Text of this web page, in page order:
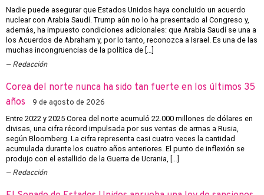
Nadie puede asegurar que Estados Unidos haya concluido un acuerdo
nuclear con Arabia Saudí. Trump aún no lo ha presentado al Congreso y,
además, ha impuesto condiciones adicionales: que Arabia Saudí se una a
los Acuerdos de Abraham y, por lo tanto, reconozca a Israel. Es una de las
muchas incongruencias de la política de […]
Redacción
Corea del norte nunca ha sido tan fuerte en los últimos 35
años
9 de agosto de 2026
Entre 2022 y 2025 Corea del norte acumuló 22.000 millones de dólares en
divisas, una cifra récord impulsada por sus ventas de armas a Rusia,
según Bloomberg. La cifra representa casi cuatro veces la cantidad
acumulada durante los cuatro años anteriores. El punto de inflexión se
produjo con el estallido de la Guerra de Ucrania, […]
Redacción